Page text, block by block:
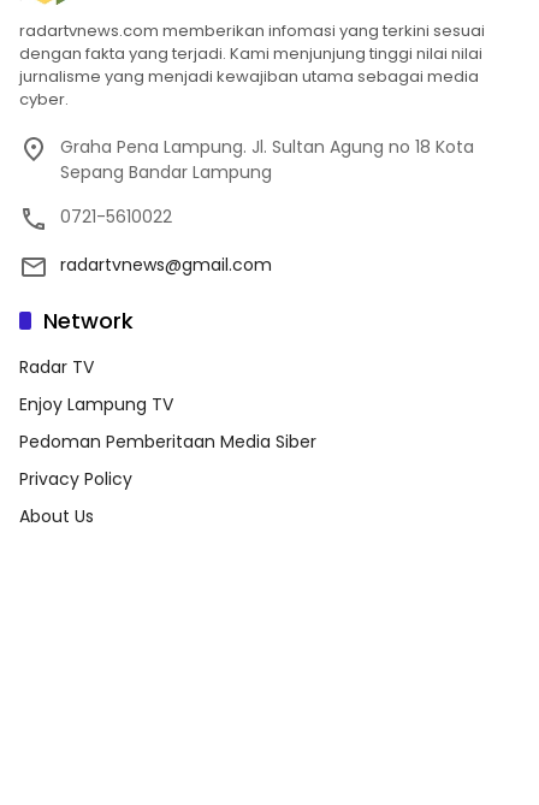
radartvnews.com memberikan infomasi yang terkini sesuai
dengan fakta yang terjadi. Kami menjunjung tinggi nilai nilai
jurnalisme yang menjadi kewajiban utama sebagai media
cyber.
Graha Pena Lampung. Jl. Sultan Agung no 18 Kota
Sepang Bandar Lampung
0721-5610022
radartvnews@gmail.com
Network
Radar TV
Enjoy Lampung TV
Pedoman Pemberitaan Media Siber
Privacy Policy
About Us